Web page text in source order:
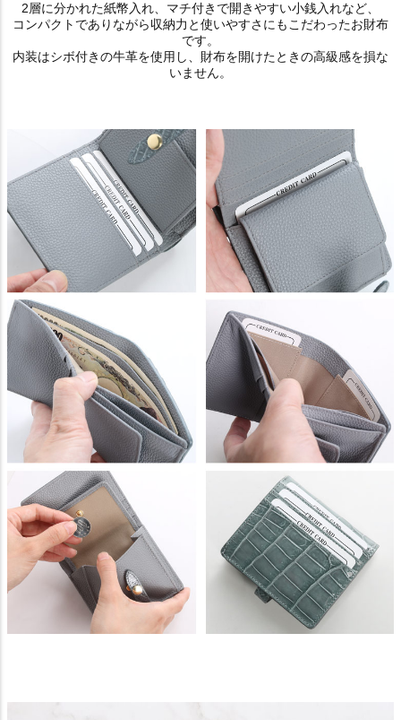
2層に分かれた紙幣入れ、マチ付きで開きやすい小銭入れなど、
コンパクトでありながら収納力と使いやすさにもこだわったお財布
です。
内装はシボ付きの牛革を使用し、財布を開けたときの高級感を損な
いません。